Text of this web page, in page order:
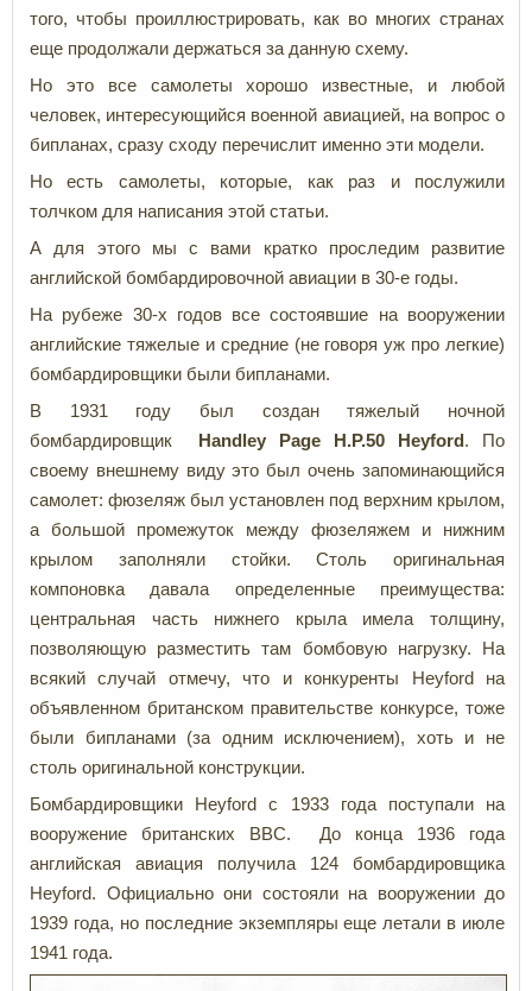
того, чтобы проиллюстрировать, как во многих странах
еще продолжали держаться за данную схему.
Но это все самолеты хорошо известные, и любой
человек, интересующийся военной авиацией, на вопрос о
бипланах, сразу сходу перечислит именно эти модели.
Но есть самолеты, которые, как раз и послужили
толчком для написания этой статьи.
А для этого мы с вами кратко проследим развитие
английской бомбардировочной авиации в 30-е годы.
На рубеже 30-х годов все состоявшие на вооружении
английские тяжелые и средние (не говоря уж про легкие)
бомбардировщики были бипланами.
В 1931 году был создан тяжелый ночной
бомбардировщик
Handley Page H.P.50 Heyford . По
своему внешнему виду это был очень запоминающийся
самолет: фюзеляж был установлен под верхним крылом,
а большой промежуток между фюзеляжем и нижним
крылом заполняли стойки. Столь оригинальная
компоновка давала определенные преимущества:
центральная часть нижнего крыла имела толщину,
позволяющую разместить там бомбовую нагрузку. На
всякий случай отмечу, что и конкуренты Heyford на
объявленном британском правительстве конкурсе, тоже
были бипланами (за одним исключением), хоть и не
столь оригинальной конструкции.
Бомбардировщики Heyford с 1933 года поступали на
вооружение британских ВВС. До конца 1936 года
английская авиация получила 124 бомбардировщика
Heyford. Официально они состояли на вооружении до
1939 года, но последние экземпляры еще летали в июле
1941 года.